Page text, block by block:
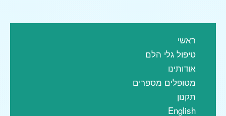
ראשי
טיפול גלי הלם
אודותינו
מטופלים מספרים
תקנון
English